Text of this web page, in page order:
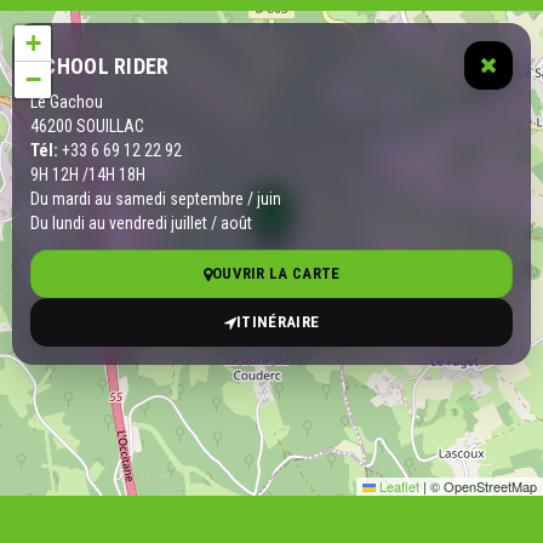
SCHOOL RIDER
Le Gachou
46200 SOUILLAC
Tél: +33 6 69 12 22 92
9H 12H /14H 18H
Du mardi au samedi septembre / juin
Du lundi au vendredi juillet / août
OUVRIR LA CARTE
ITINÉRAIRE
+
−
Leaflet | © OpenStreetMap